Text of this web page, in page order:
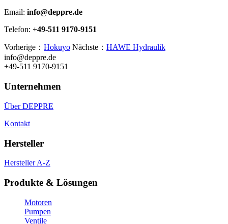
Email: info@deppre.de
Telefon: +49-511 9170-9151
Vorherige： Hokuyo Nächste： HAWE Hydraulik
info@deppre.de
+49-511 9170-9151
Unternehmen
Über DEPPRE
Kontakt
Hersteller
Hersteller A-Z
Produkte & Lösungen
Motoren
Pumpen
Ventile